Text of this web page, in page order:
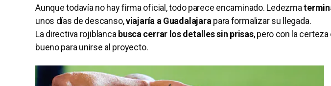
Aunque todavía no hay firma oficial, todo parece encaminado. Ledezma
unos días de descanso,viajaría a Guadalajara para formalizar su llegada.
La directiva rojiblanca busca cerrar los detalles sin prisas, pero con la
bueno para unirse al proyecto.